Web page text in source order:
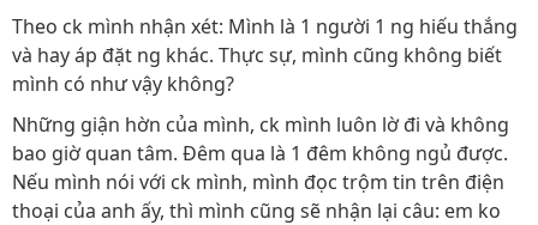
Theo ck mình nhận xét: Mình là 1 người 1 ng hiếu thắng
và hay áp đặt ng khác. Thực sự, mình cũng không biết
mình có như vậy không?
Những giận hờn của mình, ck mình luôn lờ đi và không
bao giờ quan tâm. Đêm qua là 1 đêm không ngủ được.
Nếu mình nói với ck mình, mình đọc trộm tin trên điện
thoại của anh ấy, thì mình cũng sẽ nhận lại câu: em ko